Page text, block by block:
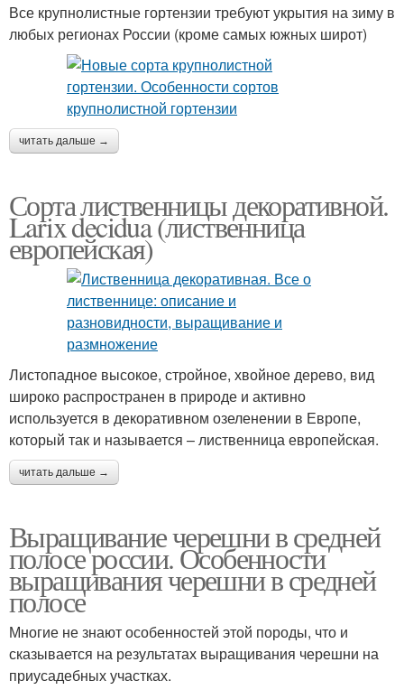
Все крупнолистные гортензии требуют укрытия на зиму в
любых регионах России (кроме самых южных широт)
читать дальше →
Сорта лиственницы декоративной.
Larix decidua (лиственница
европейская)
Листопадное высокое, стройное, хвойное дерево, вид
широко распространен в природе и активно
используется в декоративном озеленении в Европе,
который так и называется – лиственница европейская.
читать дальше →
Выращивание черешни в средней
полосе россии. Особенности
выращивания черешни в средней
полосе
Многие не знают особенностей этой породы, что и
сказывается на результатах выращивания черешни на
приусадебных участках.